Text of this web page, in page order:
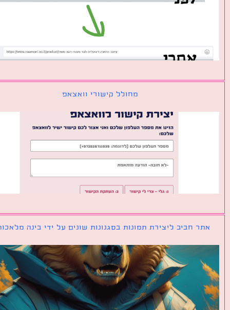
מחולל קישורי וואצאפ
חביב ליצירת תמונות בסגנונות שונים על ידי בינה מלאכותית